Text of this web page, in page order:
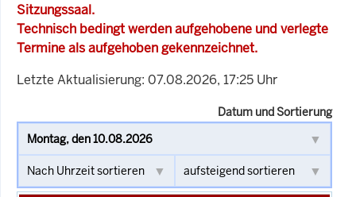
Sitzungssaal.
Technisch bedingt werden aufgehobene und verlegte
Termine als aufgehoben gekennzeichnet.
Letzte Aktualisierung: 07.08.2026, 17:25 Uhr
Datum und Sortierung